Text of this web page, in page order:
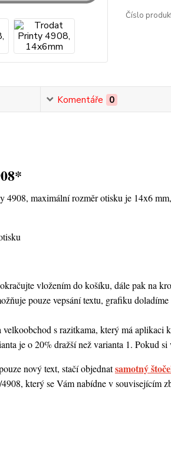
Číslo
Komentáře 0
4908, maximální rozměr otisku je 14x6
vložením do košíku, dále pak na
pouze vepsání textu, grafiku
s razitkama, který má
je o 20% dražší než varianta 1. Pokud
nový text, stačí objednatsamotný
který se Vám nabídne v souvisejícím